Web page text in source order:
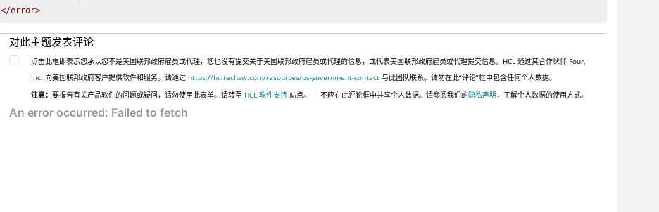
</error>
对此主题发表评论
点击此框即表示您承认您不是美国联邦政府雇员或代理，您也没有提交关于美国联邦政府雇员或代理的信息，或代表美国联邦政府雇员或代理提交信息。HCL 通过其合作伙伴 Four,
Inc. 向美国联邦政府客户提供软件和服务。请通过https://hcltechsw.com/resources/us-government-contact 与此团队联系。请勿在此“评论”框中包含任何个人数据。
注意：要报告有关产品软件的问题或疑问，请勿使用此表单。请转至 HCL 软件支持 站点。 不应在此评论框中共享个人数据。请参阅我们的隐私声明，了解个人数据的使用方式。